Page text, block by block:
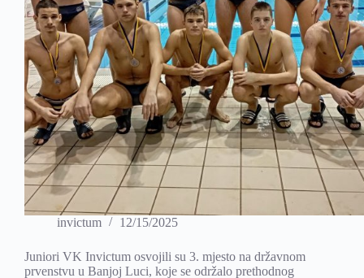
invictum 12/15/2025
Juniori VK Invictum osvojili su 3. mjesto na državnom
prvenstvu u Banjoj Luci, koje se održalo prethodnog